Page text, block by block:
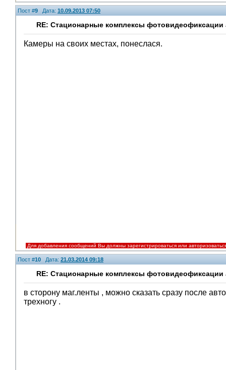
Пост #9 Дата: 10.09.2013 07:50
RE: Стационарные комплексы фотовидеофиксации
Камеры на своих местах, понеслася.
Для добавления сообщений Вы должны зарегистрироваться или
Пост #10 Дата: 21.03.2014 09:18
RE: Стационарные комплексы фотовидеофиксации
в сторону маг.ленты , можно сказать сразу после
трехногу .